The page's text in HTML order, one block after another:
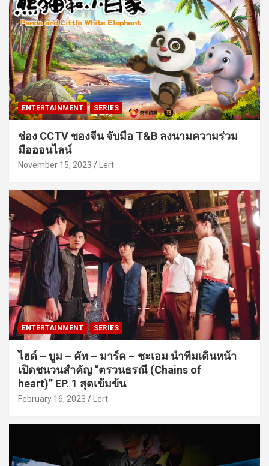
ENTERTAINMENT SERIES
ช่อง CCTV ของจีน จับมือ T&B ลงนามความร่วม
มือออนไลน์
November 15, 2023 Lert
ENTERTAINMENT SERIES
ไฮด์ – บูม – คัท – มาร์ค – ชะเอม นำทีมเดินหน้า
เปิดชนวนสำคัญ “ตรวนธรณี (Chains of
heart)” EP. 1 สุดเข้มข้น
February 16, 2023 Lert